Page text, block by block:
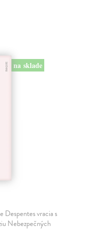
na sklade
Despentes vracia s
Nebezpečných